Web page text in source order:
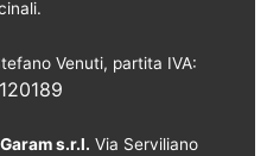
Venuti, partita IVA:
s.r.l. Via Serviliano